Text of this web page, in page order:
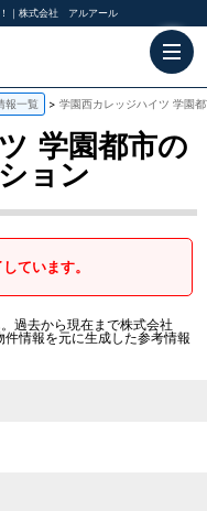
｜株式会社 アルアール
報一覧 学園西カレッジハイツ 学園
学園都市の
ョン
ています。
過去から現在まで株式会社
情報を元に生成した参考情報